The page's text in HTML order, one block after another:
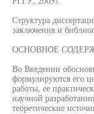
Структура
заключения и
ОСНОВНОЕ
Во Введении
формулируются его
работы, ее
научной
теоретические